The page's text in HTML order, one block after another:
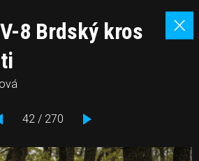
8 Brdský kros
42 / 270